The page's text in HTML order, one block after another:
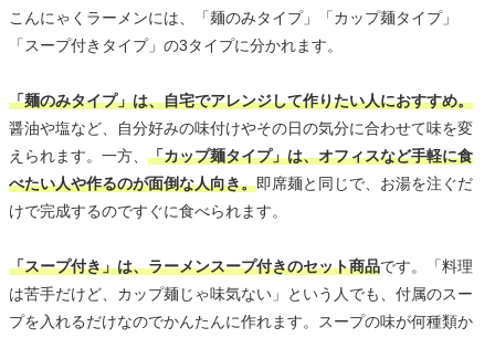
こんにゃくラーメンには、「麺のみタイプ」「カップ麺タイプ」
「スープ付きタイプ」の3タイプに分かれます。
「麺のみタイプ」は、自宅でアレンジして作りたい人におすすめ。
醤油や塩など、自分好みの味付けやその日の気分に合わせて味を変
えられます。一方、 「カップ麺タイプ」は、オフィスなど手軽に食
べたい人や作るのが面倒な人向き。即席麺と同じで、お湯を注ぐだ
けで完成するのですぐに食べられます。
「スープ付き」は、ラーメンスープ付きのセット商品です。「料理
は苦手だけど、カップ麺じゃ味気ない」という人でも、付属のスー
プを入れるだけなのでかんたんに作れます。スープの味が何種類か